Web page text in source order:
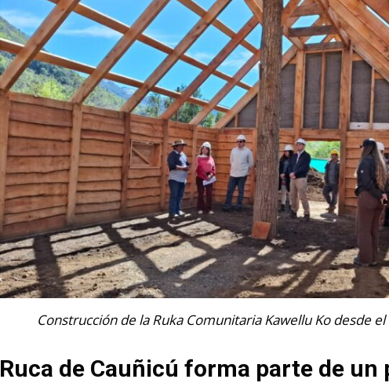
Construcción de la Ruka Comunitaria Kawellu Ko desde
Ruca de Cauñicú forma parte de un